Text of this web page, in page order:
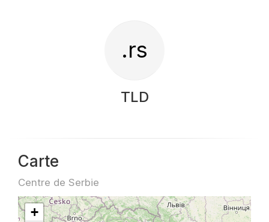
.rs
TLD
Carte
Centre de Serbie
+